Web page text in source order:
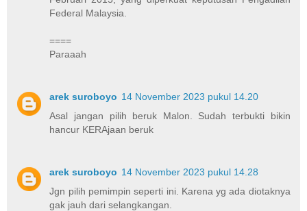
Federal Malaysia.
====
Paraaah
arek suroboyo 14 November 2023 pukul 14.20
Asal jangan pilih beruk Malon. Sudah terbukti bikin
hancur KERAjaan beruk
arek suroboyo 14 November 2023 pukul 14.28
Jgn pilih pemimpin seperti ini. Karena yg ada diotaknya
gak jauh dari selangkangan.